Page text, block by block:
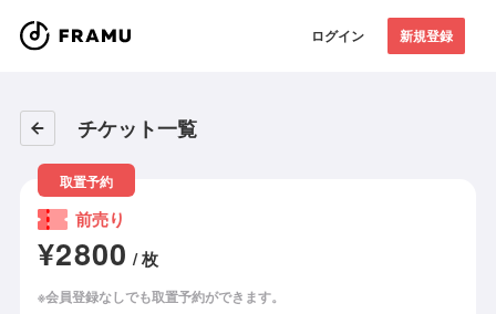
ログイン 新規登録
チケット一覧
取置予約
前売り
¥2800 / 枚
※会員登録なしでも取置予約ができます。